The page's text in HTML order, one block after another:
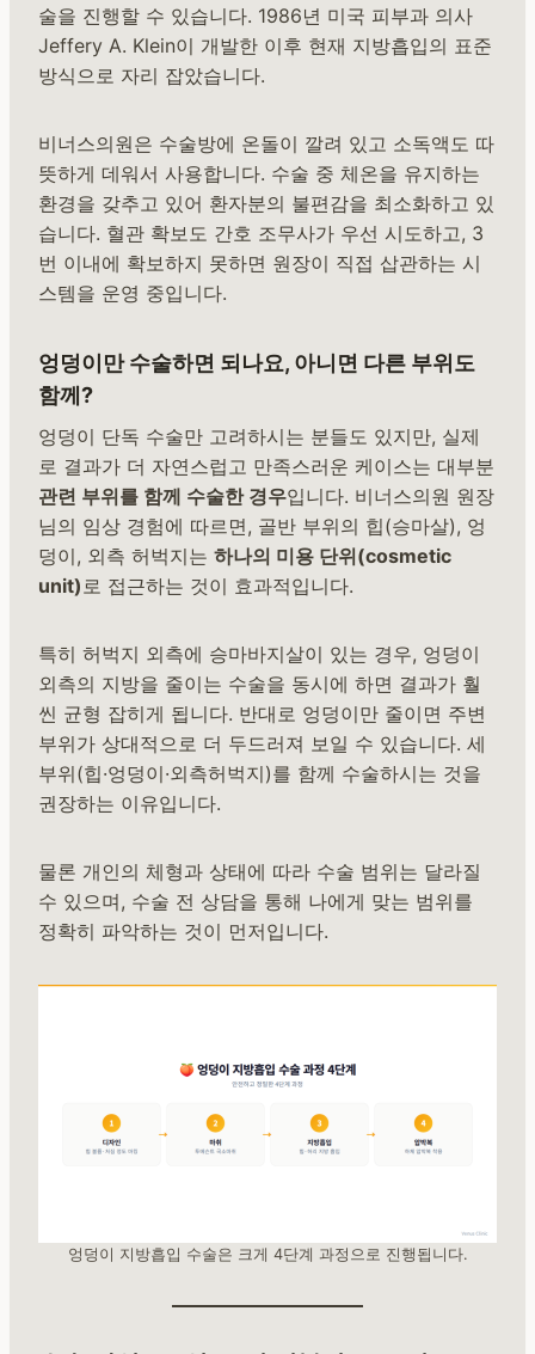
술을 진행할 수 있습니다. 1986년 미국 피부과 의사
Jeffery A. Klein이 개발한 이후 현재 지방흡입의 표준
방식으로 자리 잡았습니다.
비너스의원은 수술방에 온돌이 깔려 있고 소독액도 따
뜻하게 데워서 사용합니다. 수술 중 체온을 유지하는
환경을 갖추고 있어 환자분의 불편감을 최소화하고 있
습니다. 혈관 확보도 간호 조무사가 우선 시도하고, 3
번 이내에 확보하지 못하면 원장이 직접 삽관하는 시
스템을 운영 중입니다.
엉덩이만 수술하면 되나요, 아니면 다른 부위도
함께?
엉덩이 단독 수술만 고려하시는 분들도 있지만, 실제
로 결과가 더 자연스럽고 만족스러운 케이스는 대부분
관련 부위를 함께 수술한 경우입니다. 비너스의원 원장
님의 임상 경험에 따르면, 골반 부위의 힙(승마살), 엉
덩이, 외측 허벅지는 하나의 미용 단위(cosmetic
unit)로 접근하는 것이 효과적입니다.
특히 허벅지 외측에 승마바지살이 있는 경우, 엉덩이
외측의 지방을 줄이는 수술을 동시에 하면 결과가 훨
씬 균형 잡히게 됩니다. 반대로 엉덩이만 줄이면 주변
부위가 상대적으로 더 두드러져 보일 수 있습니다. 세
부위(힙·엉덩이·외측허벅지)를 함께 수술하시는 것을
권장하는 이유입니다.
물론 개인의 체형과 상태에 따라 수술 범위는 달라질
수 있으며, 수술 전 상담을 통해 나에게 맞는 범위를
정확히 파악하는 것이 먼저입니다.
엉덩이 지방흡입 수술은 크게 4단계 과정으로 진행됩니다.